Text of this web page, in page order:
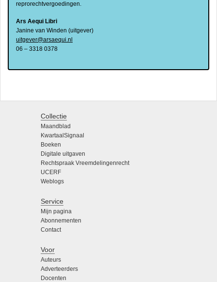
reprorechtvergoedingen.
Ars Aequi Libri
Janine van Winden (uitgever)
uitgever@arsaequi.nl
06 – 3318 0378
Collectie
Maandblad
KwartaalSignaal
Boeken
Digitale uitgaven
Rechtspraak Vreemdelingenrecht
UCERF
Weblogs
Service
Mijn pagina
Abonnementen
Contact
Voor
Auteurs
Adverteerders
Docenten